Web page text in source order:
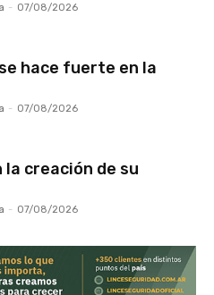
- 07/08/2026
hace fuerte en la
- 07/08/2026
la creación de su
- 07/08/2026